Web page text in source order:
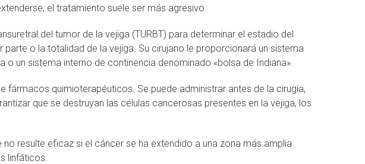
el tratamiento suele ser más agresivo.
del tumor de la vejiga (TURBT) para determinar el estadio del
o la totalidad de la vejiga. Su cirujano le proporcionará un sistema
un sistema interno de continencia denominado «bolsa de Indiana».
fármacos quimioterapéuticos. Se puede administrar antes de la cirugía,
que se destruyan las células cancerosas presentes en la vejiga, los
resulte eficaz si el cáncer se ha extendido a una zona más amplia
linfáticos.